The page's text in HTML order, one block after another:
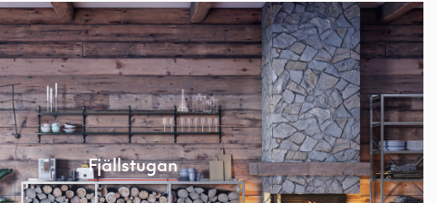
Fjällstugan